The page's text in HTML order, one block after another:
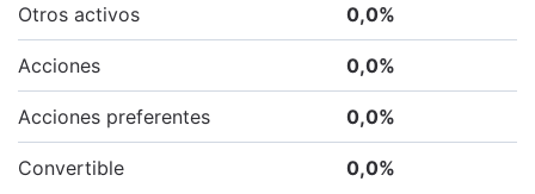
Otros activos 0,0%
Acciones 0,0%
Acciones preferentes 0,0%
Convertible 0,0%